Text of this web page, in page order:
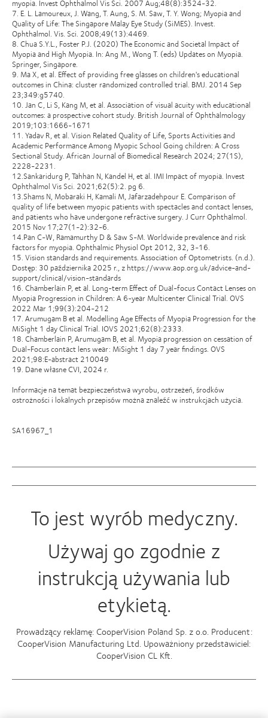
myopia. Invest Ophthalmol Vis Sci. 2007 Aug;48(8):3524-32.
7. E. L. Lamoureux, J. Wang, T. Aung, S. M. Saw, T. Y. Wong; Myopia and
Quality of Life: The Singapore Malay Eye Study (SiMES). Invest.
Ophthalmol. Vis. Sci. 2008;49(13):4469.
8. Chua S.Y.L., Foster P.J. (2020) The Economic and Societal Impact of
Myopia and High Myopia. In: Ang M., Wong T. (eds) Updates on Myopia.
Springer, Singapore.
9. Ma X, et al. Effect of providing free glasses on children's educational
outcomes in China: cluster randomized controlled trial. BMJ. 2014 Sep
23;349:g5740.
10. Jan C, Li S, Kang M, et al. Association of visual acuity with educational
outcomes: a prospective cohort study. British Journal of Ophthalmology
2019;103:1666-1671
11. Yadav R, et al. Vision Related Quality of Life, Sports Activities and
Academic Performance Among Myopic School Going children: A Cross
Sectional Study. African Journal of Biomedical Research 2024; 27(1S),
2228-2231.
12.Sankaridurg P, Tahhan N, Kandel H, et al. IMI Impact of myopia. Invest
Ophthalmol Vis Sci. 2021;62(5):2. pg 6.
13.Shams N, Mobaraki H, Kamali M, Jafarzadehpour E. Comparison of
quality of life between myopic patients with spectacles and contact lenses,
and patients who have undergone refractive surgery. J Curr Ophthalmol.
2015 Nov 17;27(1-2):32-6.
14.Pan C-W, Ramamurthy D & Saw S-M. Worldwide prevalence and risk
factors for myopia. Ophthalmic Physiol Opt 2012, 32, 3-16.
15. Vision standards and requirements. Association of Optometrists. (n.d.).
Dostęp: 30 października 2025 r., z https://www.aop.org.uk/advice-and-
support/clinical/vision-standards
16. Chamberlain P, et al. Long-term Effect of Dual-focus Contact Lenses on
Myopia Progression in Children: A 6-year Multicenter Clinical Trial. OVS
2022 Mar 1;99(3):204-212
17. Arumugam B et al. Modelling Age Effects of Myopia Progression for the
MiSight 1 day Clinical Trial. IOVS 2021;62(8):2333.
18. Chamberlain P, Arumugam B, et al. Myopia progression on cessation of
Dual-Focus contact lens wear: MiSight 1 day 7 year findings. OVS
2021;98:E-abstract 210049
19. Dane własne CVI, 2024 r.
Informacje na temat bezpieczeństwa wyrobu, ostrzeżeń, środków
ostrożności i lokalnych przepisów można znaleźć w instrukcjach użycia.
SA16967_1
To jest wyrób medyczny.
Używaj go zgodnie z
instrukcją używania lub
etykietą.
Prowadzący reklamę: CooperVision Poland Sp. z o.o. Producent:
CooperVision Manufacturing Ltd. Upoważniony przedstawiciel:
CooperVision CL Kft.